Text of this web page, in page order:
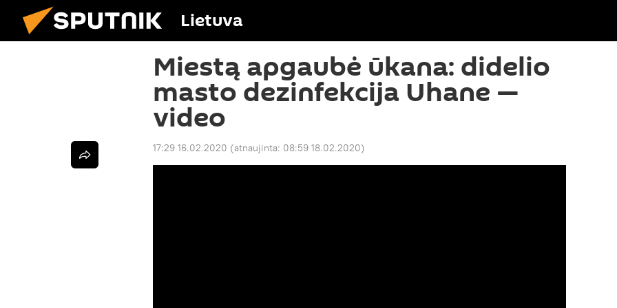
Lietuva
Miestą apgaubė ūkana: didelio
masto dezinfekcija Uhane —
video
17:29 16.02.2020 (atnaujinta: 08:59 18.02.2020)